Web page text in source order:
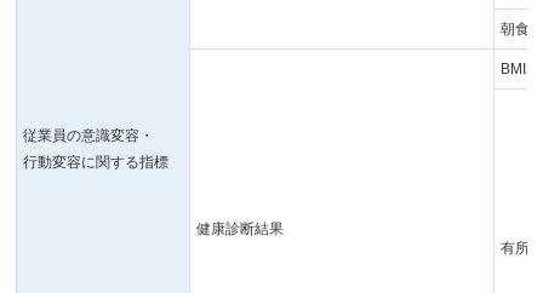
従業員の意識変容・
行動変容に関する指標
朝食
健康診断結果
有所